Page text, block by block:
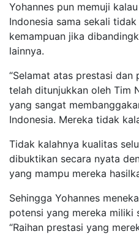
Yohannes pun memuji
Indonesia sama sekali
kemampuan jika
lainnya.
“Selamat atas prestasi
telah ditunjukkan oleh Tim
yang sangat
Indonesia. Mereka tidak
Tidak kalahnya kualitas
dibuktikan secara nyata
yang mampu mereka
Sehingga Yohannes
potensi yang mereka miliki
“Raihan prestasi yang